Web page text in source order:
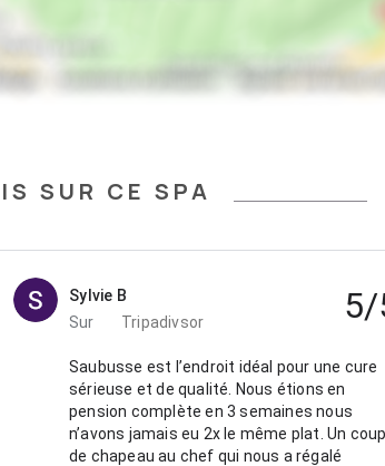
SUR CE SPA
Sylvie B
Sur
Tripadivsor 5/
Saubusse est l’endroit idéal pour une cure
sérieuse et de qualité. Nous étions en
pension complète en 3 semaines nous
n’avons jamais eu 2x le même plat. Un coup
de chapeau au chef qui nous a régalé